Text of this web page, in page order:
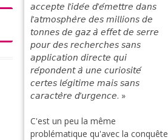
𝘢𝘤𝘤𝘦𝘱𝘵𝘦 𝘭’𝘪𝘥𝘦́𝘦 𝘥’𝘦́𝘮𝘦𝘵𝘵𝘳𝘦 𝘥𝘢𝘯𝘴
𝘭’𝘢𝘵𝘮𝘰𝘴𝘱𝘩𝘦̀𝘳𝘦 𝘥𝘦𝘴 𝘮𝘪𝘭𝘭𝘪𝘰𝘯𝘴 𝘥𝘦
𝘵𝘰𝘯𝘯𝘦𝘴 𝘥𝘦 𝘨𝘢𝘻 𝘢̀ 𝘦𝘧𝘧𝘦𝘵 𝘥𝘦 𝘴𝘦𝘳𝘳𝘦
𝘱𝘰𝘶𝘳 𝘥𝘦𝘴 𝘳𝘦𝘤𝘩𝘦𝘳𝘤𝘩𝘦𝘴 𝘴𝘢𝘯𝘴
𝘢𝘱𝘱𝘭𝘪𝘤𝘢𝘵𝘪𝘰𝘯 𝘥𝘪𝘳𝘦𝘤𝘵𝘦 𝘲𝘶𝘪
𝘳𝘦́𝘱𝘰𝘯𝘥𝘦𝘯𝘵 𝘢̀ 𝘶𝘯𝘦 𝘤𝘶𝘳𝘪𝘰𝘴𝘪𝘵𝘦́
𝘤𝘦𝘳𝘵𝘦𝘴 𝘭𝘦́𝘨𝘪𝘵𝘪𝘮𝘦 𝘮𝘢𝘪𝘴 𝘴𝘢𝘯𝘴
𝘤𝘢𝘳𝘢𝘤𝘵𝘦̀𝘳𝘦 𝘥’𝘶𝘳𝘨𝘦𝘯𝘤𝘦. »
C'est un peu la même
problématique qu'avec la conquête